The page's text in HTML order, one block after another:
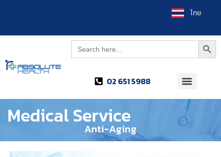
ไทย
العربية
Search
for:
02 651 5988
Medical Service
Anti-Aging